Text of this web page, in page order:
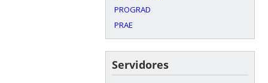
PROGRAD
PRAE
Servidores